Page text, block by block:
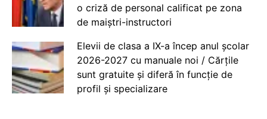
o criză de personal calificat pe zona
de maiștri-instructori
Elevii de clasa a IX-a încep anul școlar
2026-2027 cu manuale noi / Cărțile
sunt gratuite și diferă în funcție de
profil și specializare